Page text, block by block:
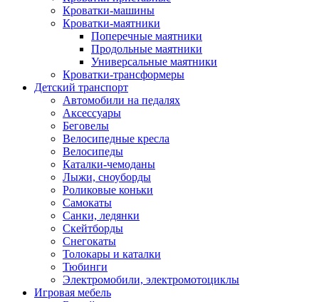
Кроватки-машины
Кроватки-маятники
Поперечные маятники
Продольные маятники
Универсальные маятники
Кроватки-трансформеры
Детский транспорт
Автомобили на педалях
Аксессуары
Беговелы
Велосипедные кресла
Велосипеды
Каталки-чемоданы
Лыжи, сноуборды
Роликовые коньки
Самокаты
Санки, ледянки
Скейтборды
Снегокаты
Толокары и каталки
Тюбинги
Электромобили, электромотоциклы
Игровая мебель